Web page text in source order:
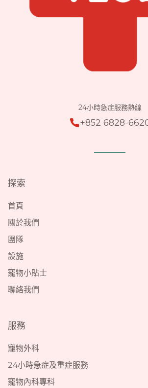
24小時急症服務熱線
+852 6828-
探索
首頁
關於我們
團隊
設施
寵物小貼士
聯絡我們
服務
寵物外科
24小時急症及重症服務
寵物內科專科